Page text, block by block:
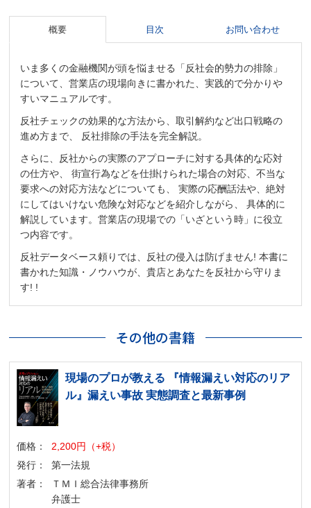
概要 目次 お問い合わせ
いま多くの金融機関が頭を悩ませる「反社会的勢力の排除」
について、営業店の現場向きに書かれた、実践的で分かりや
すいマニュアルです。
反社チェックの効果的な方法から、取引解約など出口戦略の
進め方まで、 反社排除の手法を完全解説。
さらに、反社からの実際のアプローチに対する具体的な応対
の仕方や、 街宣行為などを仕掛けられた場合の対応、不当な
要求への対応方法などについても、 実際の応酬話法や、絶対
にしてはいけない危険な対応などを紹介しながら、 具体的に
解説しています。営業店の現場での「いざという時」に役立
つ内容です。
反社データベース頼りでは、反社の侵入は防げません! 本書に
書かれた知識・ノウハウが、貴店とあなたを反社から守りま
す! !
その他の書籍
現場のプロが教える 『情報漏えい対応のリア
ル』漏えい事故 実態調査と最新事例
価格：
2,200円（+税）
発行：
第一法規
著者：
ＴＭＩ総合法律事務所
弁護士